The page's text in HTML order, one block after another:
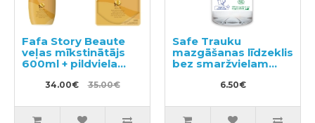
Fafa Story Beaute
veļas mīkstinātājs
600ml + pildviela
34.00€ 35.00€
Safe Trauku
mazgāšanas līdzeklis
bez smaržvielam
6.50€